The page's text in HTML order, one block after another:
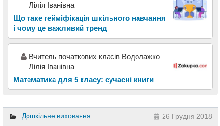
Лілія Іванівна
Що таке гейміфікація шкільного навчання
і чому це важливий тренд
Вчитель початкових класів Водолажко
Лілія Іванівна
Математика для 5 класу: сучасні книги
Дошкільне виховання 26 Грудня 2018